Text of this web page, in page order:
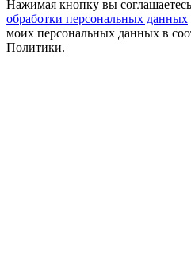
Нажимая кнопку вы
обработки персональных данных
моих персональных данных в
Политики.